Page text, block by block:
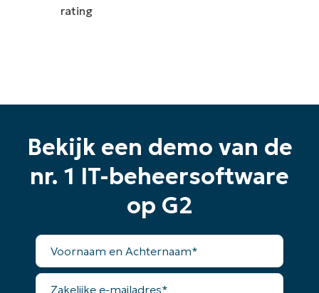
Bekijk een demo van de
nr. 1 IT-beheersoftware
op G2
Voornaam
Achternaam*
Zakelijke
and
last
Business
email*
Land